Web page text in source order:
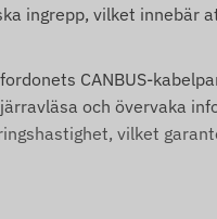
ingrepp, vilket innebär
CANBUS-
och övervaka
vilket